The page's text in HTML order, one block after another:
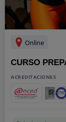
Online
CURSO
ACREDITACIONES